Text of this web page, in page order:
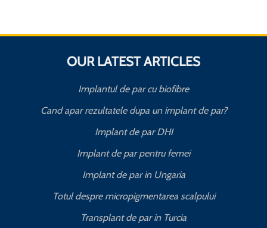
OUR LATEST ARTICLES
Implantul de par cu biofibre
Cand apar rezultatele dupa un implant de par?
Implant de par DHI
Implant de par pentru femei
Implant de par in Ungaria
Totul despre micropigmentarea scalpului
Transplant de par in Turcia